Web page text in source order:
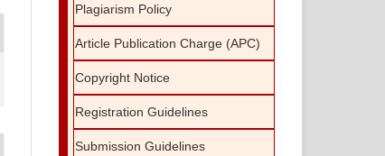
Plagiarism Policy
Article Publication Charge (APC)
Copyright Notice
Registration Guidelines
Submission Guidelines